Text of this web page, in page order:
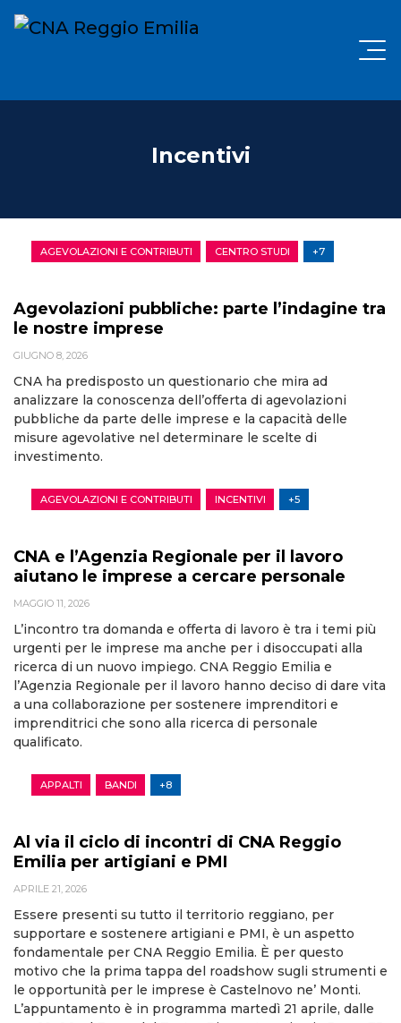
Incentivi
AGEVOLAZIONI E CONTRIBUTI CENTRO STUDI +7
Agevolazioni pubbliche: parte l’indagine tra
le nostre imprese
GIUGNO 8, 2026
CNA ha predisposto un questionario che mira ad
analizzare la conoscenza dell’offerta di agevolazioni
pubbliche da parte delle imprese e la capacità delle
misure agevolative nel determinare le scelte di
investimento.
AGEVOLAZIONI E CONTRIBUTI INCENTIVI +5
CNA e l’Agenzia Regionale per il lavoro
aiutano le imprese a cercare personale
MAGGIO 11, 2026
L’incontro tra domanda e offerta di lavoro è tra i temi più
urgenti per le imprese ma anche per i disoccupati alla
ricerca di un nuovo impiego. CNA Reggio Emilia e
l’Agenzia Regionale per il lavoro hanno deciso di dare vita
a una collaborazione per sostenere imprenditori e
imprenditrici che sono alla ricerca di personale
qualificato.
APPALTI BANDI +8
Al via il ciclo di incontri di CNA Reggio
Emilia per artigiani e PMI
APRILE 21, 2026
Essere presenti su tutto il territorio reggiano, per
supportare e sostenere artigiani e PMI, è un aspetto
fondamentale per CNA Reggio Emilia. È per questo
motivo che la prima tappa del roadshow sugli strumenti e
le opportunità per le imprese è Castelnovo ne’ Monti.
L’appuntamento è in programma martedì 21 aprile, dalle